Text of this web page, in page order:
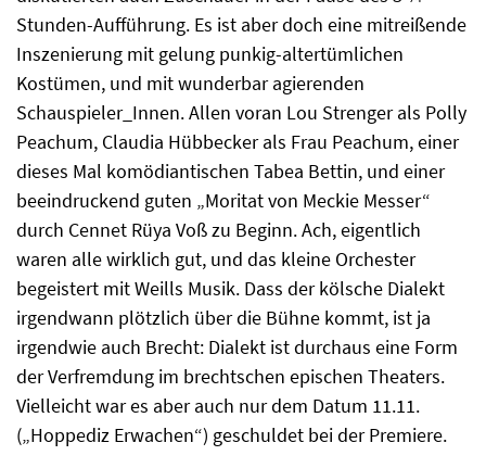
Stunden-Aufführung. Es ist aber doch eine mitreißende
Inszenierung mit gelung punkig-altertümlichen
Kostümen, und mit wunderbar agierenden
Schauspieler_Innen. Allen voran Lou Strenger als Polly
Peachum, Claudia Hübbecker als Frau Peachum, einer
dieses Mal komödiantischen Tabea Bettin, und einer
beeindruckend guten „Moritat von Meckie Messer“
durch Cennet Rüya Voß zu Beginn. Ach, eigentlich
waren alle wirklich gut, und das kleine Orchester
begeistert mit Weills Musik. Dass der kölsche Dialekt
irgendwann plötzlich über die Bühne kommt, ist ja
irgendwie auch Brecht: Dialekt ist durchaus eine Form
der Verfremdung im brechtschen epischen Theaters.
Vielleicht war es aber auch nur dem Datum 11.11.
(„Hoppediz Erwachen“) geschuldet bei der Premiere.